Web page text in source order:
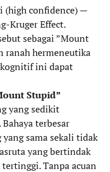
(high confidence) —
Kruger Effect.
sebagai ”Mount
ranah hermeneutika
ini dapat
Stupid”
yang sedikit
terbesar
sama sekali tidak
yang bertindak
Tanpa acuan